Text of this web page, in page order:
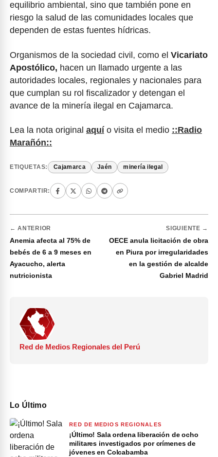
equilibrio ambiental, sino que también pone en
riesgo la salud de las comunidades locales que
dependen de estas fuentes hídricas.
Organismos de la sociedad civil, como el Vicariato
Apostólico, hacen un llamado urgente a las
autoridades locales, regionales y nacionales para
que cumplan su rol fiscalizador y detengan el
avance de la minería ilegal en Cajamarca.
Lea la nota original aquí o visita el medio ::Radio
Marañón::
ETIQUETAS: Cajamarca Jaén minería ilegal
COMPARTIR:
← ANTERIOR
Anemia afecta al 75% de
bebés de 6 a 9 meses en
Ayacucho, alerta
nutricionista
SIGUIENTE →
OECE anula licitación de obra
en Piura por irregularidades
en la gestión de alcalde
Gabriel Madrid
Red de Medios Regionales del Perú
Lo Último
RED DE MEDIOS REGIONALES
¡Último! Sala ordena liberación de ocho
militares investigados por crímenes de
jóvenes en Colcabamba